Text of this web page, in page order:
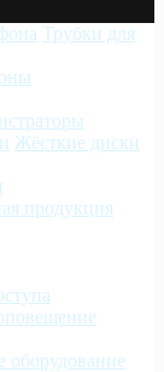
Трубки для
Жёсткие диски
продукция
оборудование